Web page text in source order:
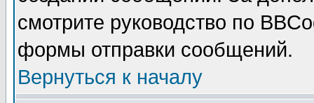
смотрите руководство по
формы отправки сообщений.
Вернуться к началу